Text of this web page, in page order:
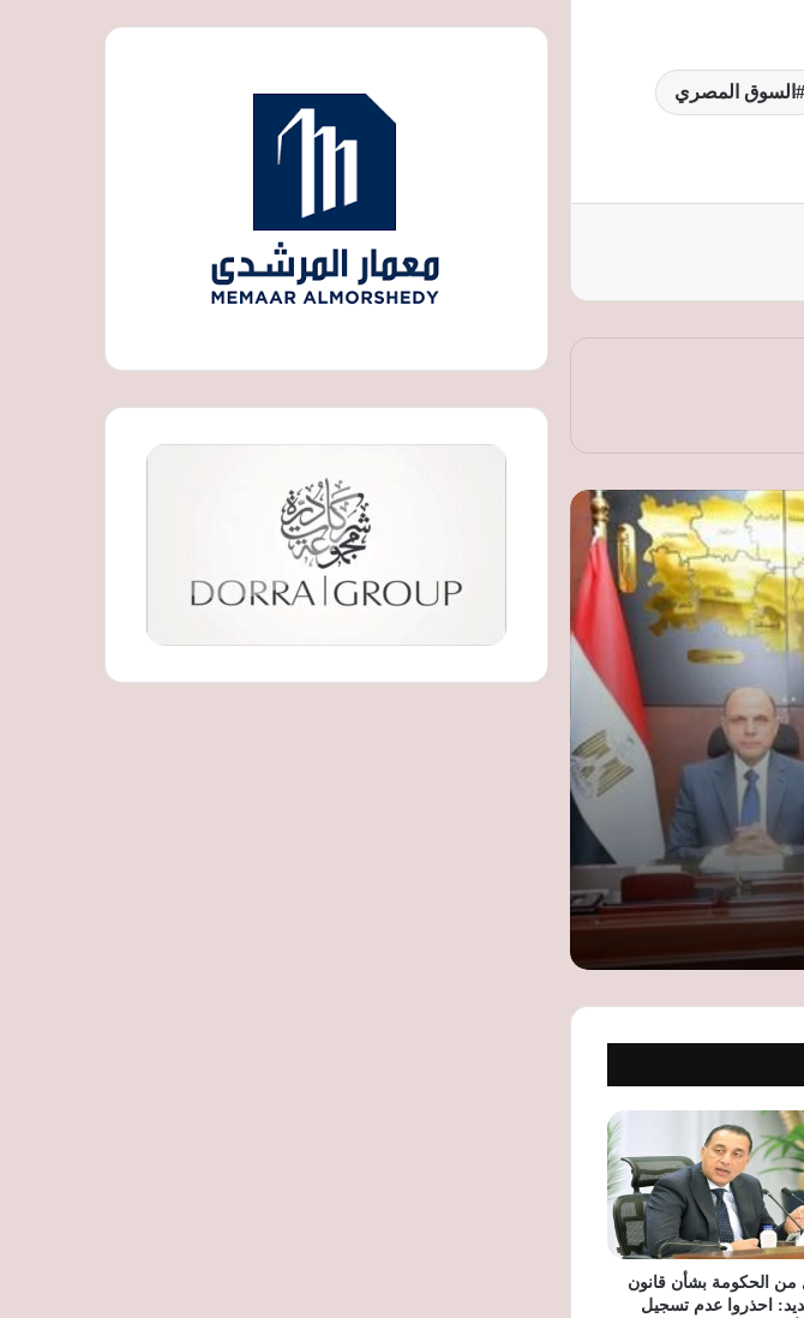
السوق المصري
قرارا بتعيين المستشار
مستشارا قانونيا للمحافظة
عن تفاصيل الدعم النقدي
حكومي.. والمنظومة
النقدي السلعي يحد من
حرية اختيار السلع
ينتقد تسعير الخبز
لم يُناقش معنا
تنشئ مجمعًا صناعيًا
المكونات الكهربائية
النبوي.. توقعات بزيادة
الكهرباء: تكلفة إنتاج الكيلووات 8.77 جنيه
الأكبر من دعم الشرائح
من الحكومة بشأن قانون
احذروا عدم تسجيل